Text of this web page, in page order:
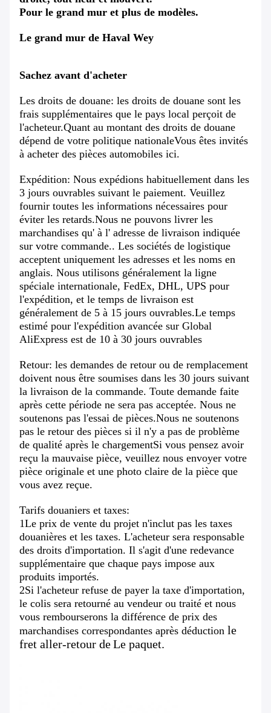
Pour le grand mur et plus de modèles.
Le grand mur de Haval Wey
Sachez avant d'acheter
Les droits de douane: les droits de douane sont les
frais supplémentaires que le pays local perçoit de
l'acheteur.Quant au montant des droits de douane
dépend de votre politique nationaleVous êtes invités
à acheter des pièces automobiles ici.
Expédition: Nous expédions habituellement dans les
3 jours ouvrables suivant le paiement. Veuillez
fournir toutes les informations nécessaires pour
éviter les retards.Nous ne pouvons livrer les
marchandises qu' à l' adresse de livraison indiquée
sur votre commande.. Les sociétés de logistique
acceptent uniquement les adresses et les noms en
anglais. Nous utilisons généralement la ligne
spéciale internationale, FedEx, DHL, UPS pour
l'expédition, et le temps de livraison est
généralement de 5 à 15 jours ouvrables.Le temps
estimé pour l'expédition avancée sur Global
AliExpress est de 10 à 30 jours ouvrables
Retour: les demandes de retour ou de remplacement
doivent nous être soumises dans les 30 jours suivant
la livraison de la commande. Toute demande faite
après cette période ne sera pas acceptée. Nous ne
soutenons pas l'essai de pièces.Nous ne soutenons
pas le retour des pièces si il n'y a pas de problème
de qualité après le chargementSi vous pensez avoir
reçu la mauvaise pièce, veuillez nous envoyer votre
pièce originale et une photo claire de la pièce que
vous avez reçue.
Tarifs douaniers et taxes:
1Le prix de vente du projet n'inclut pas les taxes
douanières et les taxes. L'acheteur sera responsable
des droits d'importation. Il s'agit d'une redevance
supplémentaire que chaque pays impose aux
produits importés.
2Si l'acheteur refuse de payer la taxe d'importation,
le colis sera retourné au vendeur ou traité et nous
vous rembourserons la différence de prix des
marchandises correspondantes après déduction le
fret aller-retour deLe paquet.